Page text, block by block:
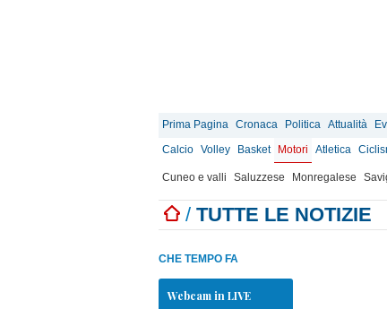
Prima Pagina Cronaca Politica Attualità
Calcio Volley Basket Motori Atletica
Cuneo e valli Saluzzese Monregalese
/ TUTTE LE NOTIZIE
CHE TEMPO FA
Webcam in LIVE